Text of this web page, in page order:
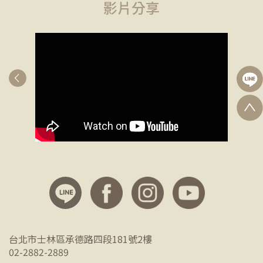
影片分享
台北市士林區承德路四段181號2樓
02-2882-2889